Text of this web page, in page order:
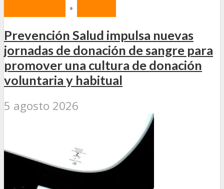
•
Prevención Salud impulsa nuevas
jornadas de donación de sangre para
promover una cultura de donación
voluntaria y habitual
5 agosto 2026